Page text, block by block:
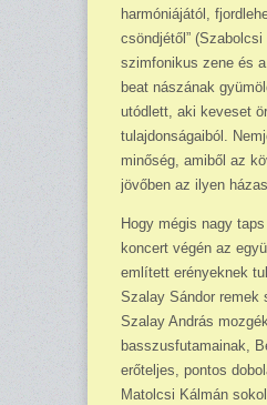
harmó­niájától,
csöndjétől” (Szabolcsi
szimfonikus zene és
beat nászának
utódlett, aki keveset
tulajdonságaiból.
minőség, ami­ből az
jövőben az ilyen
Hogy mégis nagy
koncert végén az
említett erényeknek
Szalay Sándor remek
Szalay András
basszusfutamainak,
erőteljes, pontos
Matolcsi Kál­mán